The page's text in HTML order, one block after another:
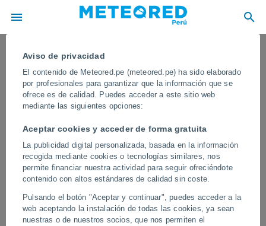
Aviso de privacidad
El contenido de Meteored.pe (meteored.pe) ha sido elaborado
por profesionales para garantizar que la información que se
ofrece es de calidad. Puedes acceder a este sitio web
mediante las siguientes opciones:
Aceptar cookies y acceder de forma gratuita
La publicidad digital personalizada, basada en la información
recogida mediante cookies o tecnologías similares, nos
permite financiar nuestra actividad para seguir ofreciéndote
contenido con altos estándares de calidad sin coste.
Pulsando el botón "Aceptar y continuar", puedes acceder a la
web aceptando la instalación de todas las cookies, ya sean
nuestras o de nuestros socios, que nos permiten el
El tifón Fung Wong deja gran parte de
Xinan (Taiwán) bajo el agua. Miles de
personas fueron evacuadas